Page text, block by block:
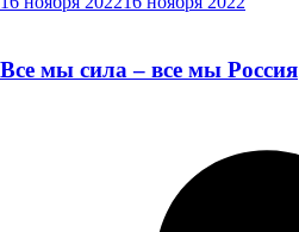
Все мы сила – все мы Россия